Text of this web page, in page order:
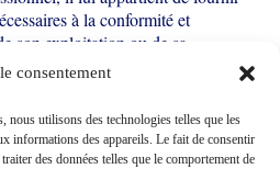
consentement
nous utilisons des technologies telles que les
informations des appareils. Le fait de consentir
des données telles que le comportement de
àla conformité et
son exploitation ou de sa
saurait être tenu responsable
par un manque d’équipement
lors de la passation de